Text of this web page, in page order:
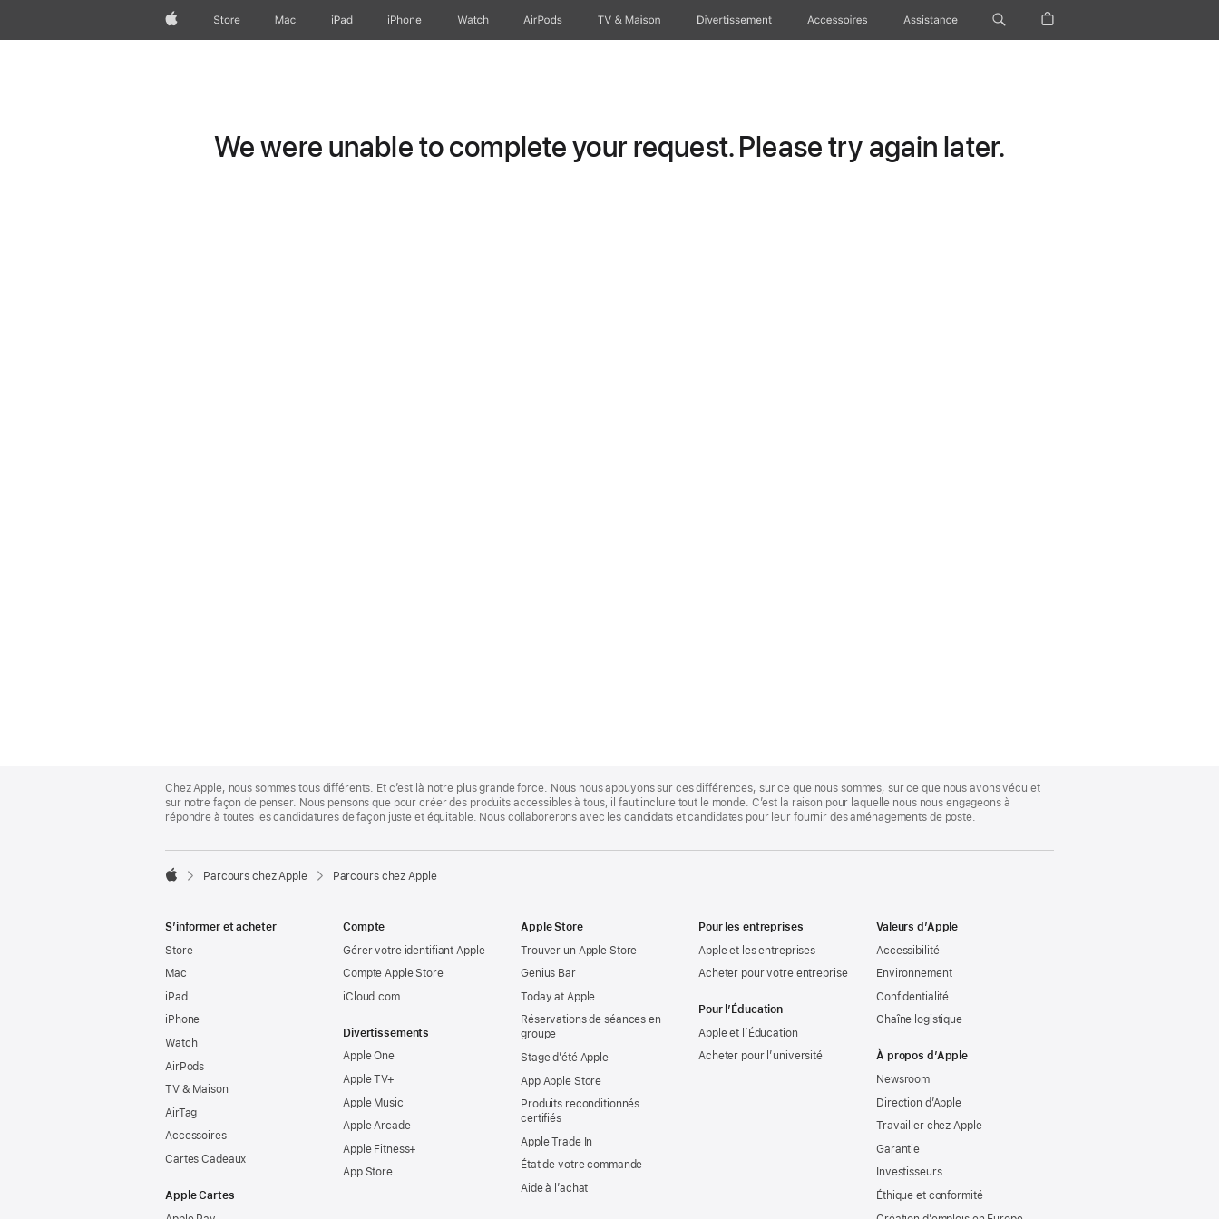
AppleStore Mac iPad iPhone Watch AirPods TV & Maison Divertissements Accessoires Assistance
We were unable to complete your request. Please try again later.
Footer
Chez Apple, nous sommes tous différents. Et c’est là notre plus grande force. Nous nous appuyons sur ces différences, sur ce que nous sommes, sur ce que nous avons vécu et
sur notre façon de penser. Nous pensons que pour créer des produits accessibles à tous, il faut inclure tout le monde. C’est la raison pour laquelle nous nous engageons à
répondre à toutes les candidatures de façon juste et équitable. Nous collaborerons avec les candidats et candidates pour leur fournir des aménagements de poste.

Parcours chez Apple Parcours chez Apple
S’informer et acheter
Store
Mac
iPad
iPhone
Watch
AirPods
TV & Maison
AirTag
Accessoires
Cartes Cadeaux
Apple Cartes
Compte
Gérer votre identifiant Apple
Compte Apple Store
iCloud.com
Divertissements
Apple One
Apple TV+
Apple Music
Apple Arcade
Apple Fitness+
App Store
Apple Store
Trouver un Apple Store
Genius Bar
Today at Apple
Réservations de séances en
groupe
Stage d’été Apple
App Apple Store
Produits reconditionnés
certifiés
Apple Trade In
État de votre commande
Aide à l’achat
Pour les entreprises
Apple et les entreprises
Acheter pour votre entreprise
Pour l’Éducation
Apple et l’Éducation
Acheter pour l’université
Valeurs d’Apple
Accessibilité
Environnement
Confidentialité
Chaîne logistique
À propos d’Apple
Newsroom
Direction d’Apple
Travailler chez Apple
Garantie
Investisseurs
Éthique et conformité